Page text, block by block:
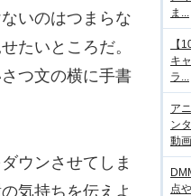
いのはつまらな
たいところだ。
つ文の横に手書
ウンさせてしま
気持ちを伝えよ
ま...
【
キ
ラ...
ア
ン
動
点